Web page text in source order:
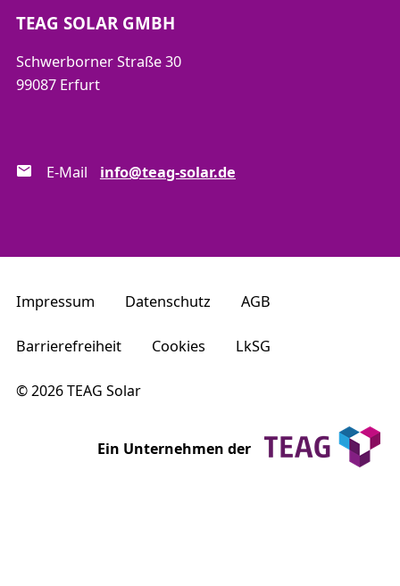
TEAG SOLAR GMBH
Schwerborner Straße 30
99087 Erfurt
E-Mail info@teag-solar.de
Impressum Datenschutz AGB
Barrierefreiheit Cookies LkSG
© 2026 TEAG Solar
Ein Unternehmen der